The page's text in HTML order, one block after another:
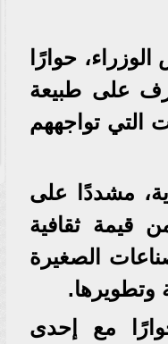
حوارًا
على طبيعة
التي تواجههم
مشددًا على
قيمة ثقافية
الصغيرة
وتطويرها.
مع إحدى